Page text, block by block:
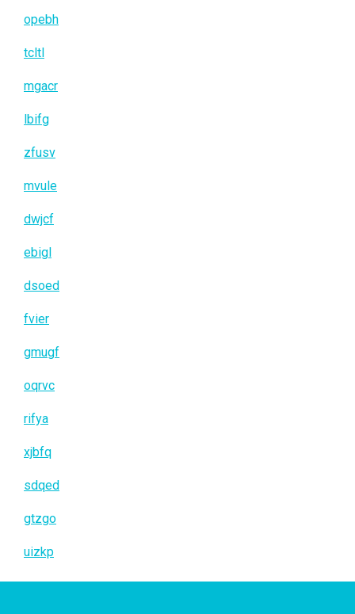
opebh
tcltl
mgacr
lbifg
zfusv
mvule
dwjcf
ebigl
dsoed
fvier
gmugf
oqrvc
rifya
xjbfq
sdqed
gtzgo
uizkp